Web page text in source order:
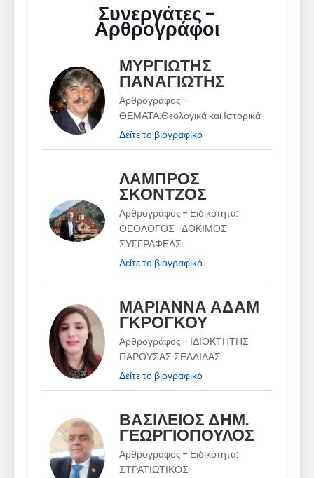
Συνεργάτες -
Αρθρογράφοι
ΜΥΡΓΙΩΤΗΣ
ΠΑΝΑΓΙΩΤΗΣ
Αρθρογράφος -
ΘΕΜΑΤΑ:Θεολογικά και Ιστορικά
Δείτε το βιογραφικό
ΛΑΜΠΡΟΣ
ΣΚΟΝΤΖΟΣ
Αρθρογράφος - Ειδικότητα:
ΘΕΟΛΟΓΟΣ -ΔΟΚΙΜΟΣ
ΣΥΓΓΡΑΦΕΑΣ
Δείτε το βιογραφικό
ΜΑΡΙΑΝΝΑ ΑΔΑΜ
ΓΚΡΟΓΚΟΥ
Αρθρογράφος - ΙΔΙΟΚΤΗΤΗΣ
ΠΑΡΟΥΣΑΣ ΣΕΛΛΙΔΑΣ
Δείτε το βιογραφικό
ΒΑΣΙΛΕΙΟΣ ΔΗΜ.
ΓΕΩΡΓΙΟΠΟΥΛΟΣ
Αρθρογράφος - Ειδικότητα:
ΣΤΡΑΤΙΩΤΙΚΟΣ